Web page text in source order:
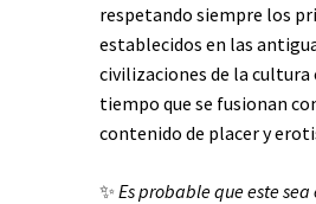
respetando siempre los
establecidos en las
civilizaciones de la cultura
tiempo que se fusionan
contenido de placer y
✨ Es probable que este